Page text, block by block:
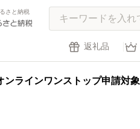
さと納税
返礼品
ンラインワンストップ申請対象